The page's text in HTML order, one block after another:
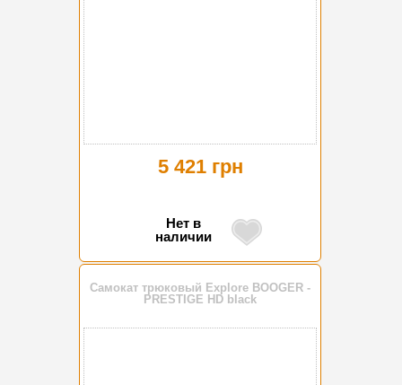
5 421 грн
Нет в
наличии
Самокат трюковый Explore BOOGER -
PRESTIGE HD black